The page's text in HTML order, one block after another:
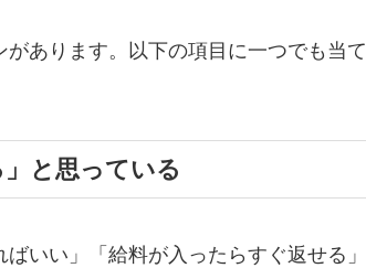
あります。以下の項目に一つでも当て
と思っている
いい」「給料が入ったらすぐ返せる」